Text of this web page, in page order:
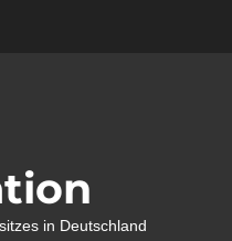
in Deutschland